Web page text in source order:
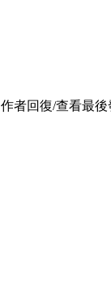
作者回復/查看最後